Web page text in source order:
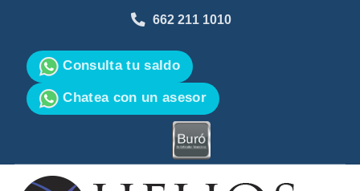
662 211 1010
Consulta tu saldo
Chatea con un asesor